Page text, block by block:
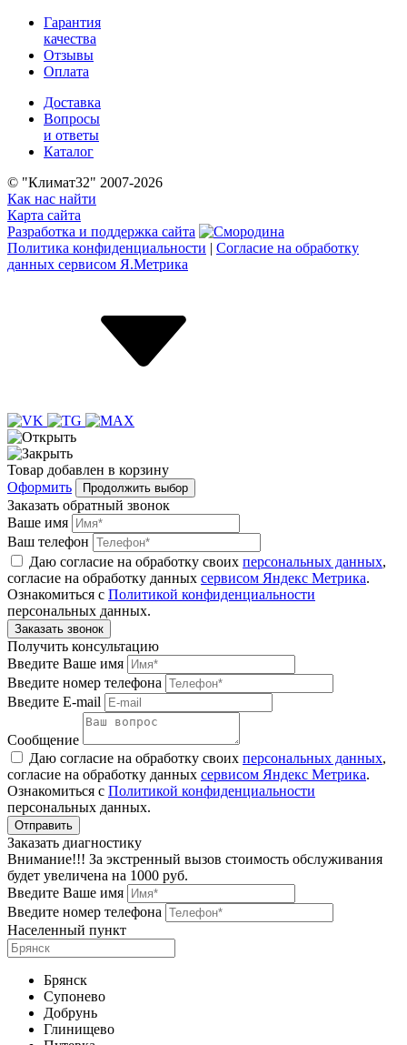
Гарантия
качества
Отзывы
Оплата
Доставка
Вопросы
и ответы
Каталог
© "Климат32" 2007-2026
Как нас найти
Карта сайта
Разработка и поддержка сайта
Политика конфиденциальности | Согласие на обработку
данных сервисом Я.Метрика
Товар добавлен в корзину
Оформить
Продолжить выбор
Заказать обратный звонок
Ваше имя
Ваш телефон
Даю согласие на обработку своих персональных данных,
согласие на обработку данных сервисом Яндекс Метрика.
Ознакомиться с Политикой конфиденциальности
персональных данных.
Получить консультацию
Введите Ваше имя
Введите номер телефона
Введите E-mail
Сообщение
Даю согласие на обработку своих персональных данных,
согласие на обработку данных сервисом Яндекс Метрика.
Ознакомиться с Политикой конфиденциальности
персональных данных.
Заказать диагностику
Внимание!!! За экстренный вызов стоимость обслуживания
будет увеличена на 1000 руб.
Введите Ваше имя
Введите номер телефона
Населенный пункт
Брянск
Супонево
Добрунь
Глинищево